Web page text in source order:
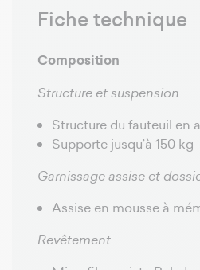
Fiche technique
Composition
Structure et suspension
Structure du fauteuil en
Supporte jusqu’à 150 kg
Garnissage assise et
Assise en mousse à
Revêtement